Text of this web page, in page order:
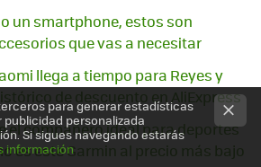
un smartphone, estos son
que vas a necesitar
llega a tiempo para Reyes y
de descuento en AliExpress
el compañero ideal para deportes
es este Garmin al precio más bajo
para generar estadísticas
personalizada
Si sigues navegando estarás
información